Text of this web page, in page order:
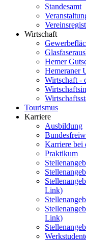
Standesamt
Wirtschaft
Hemer
Hemeraner
Wirtschaft -
Tourismus
Karriere
Ausbildung
Karriere bei
Praktikum
Link)
Link)